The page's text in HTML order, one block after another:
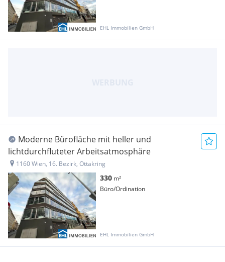
EHL Immobilien GmbH
Moderne Bürofläche mit heller und
lichtdurchfluteter Arbeitsatmosphäre
1160 Wien, 16. Bezirk, Ottakring
330 m²
Büro/Ordination
EHL Immobilien GmbH